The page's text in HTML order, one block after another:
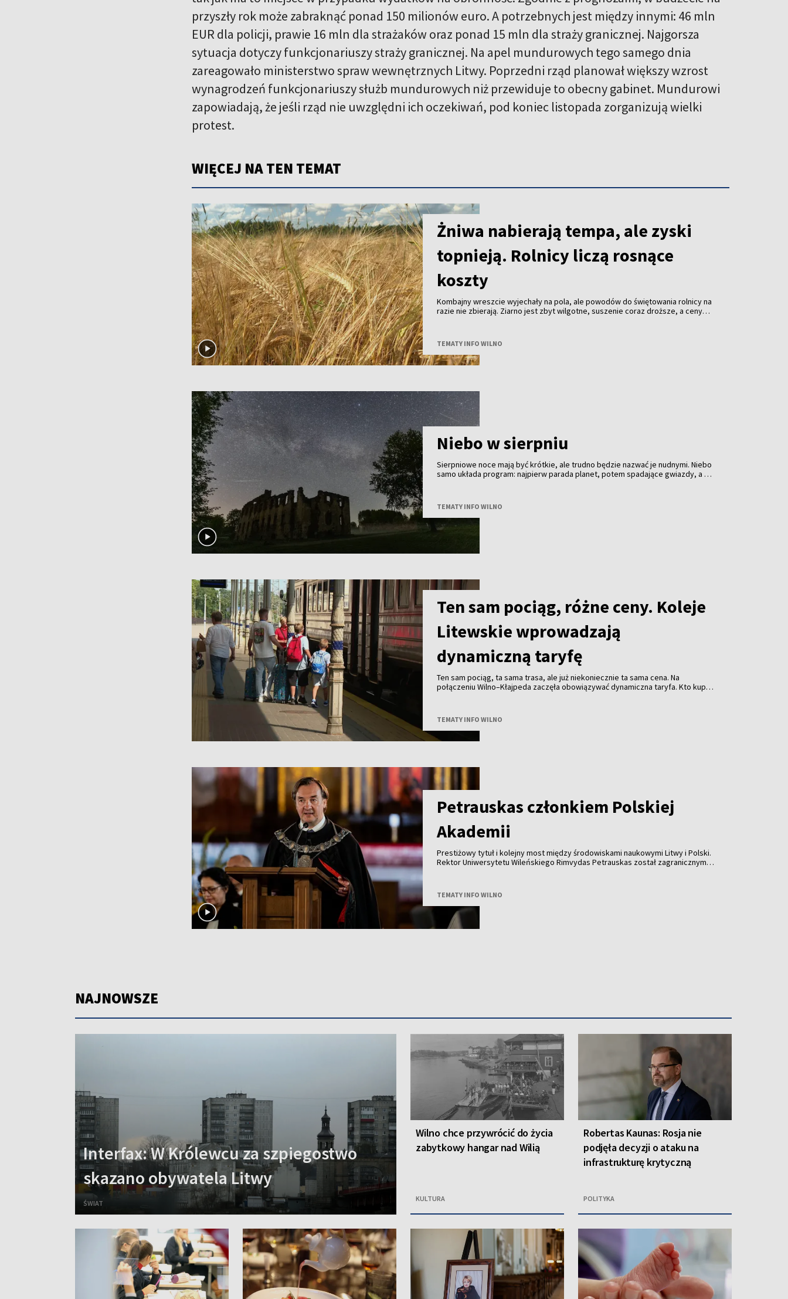
przyszły rok może zabraknąć ponad 150 milionów euro. A potrzebnych jest między innymi: 46 mln
EUR dla policji, prawie 16 mln dla strażaków oraz ponad 15 mln dla straży granicznej. Najgorsza
sytuacja dotyczy funkcjonariuszy straży granicznej. Na apel mundurowych tego samego dnia
zareagowało ministerstwo spraw wewnętrznych Litwy. Poprzedni rząd planował większy wzrost
wynagrodzeń funkcjonariuszy służb mundurowych niż przewiduje to obecny gabinet. Mundurowi
zapowiadają, że jeśli rząd nie uwzględni ich oczekiwań, pod koniec listopada zorganizują wielki
protest.
WIĘCEJ NA TEN TEMAT
Żniwa nabierają tempa, ale zyski
topnieją. Rolnicy liczą rosnące
koszty
Kombajny wreszcie wyjechały na pola, ale powodów do świętowania rolnicy na
razie nie zbierają. Ziarno jest zbyt wilgotne, suszenie coraz droższe, a ceny
można zebrać. Zysk - niekoniecznie.
TEMATY INFO WILNO
Niebo w sierpniu
Sierpniowe noce mają być krótkie, ale trudno będzie nazwać je nudnymi. Niebo
samo układa program: najpierw parada planet, potem spadające gwiazdy, a na
TEMATY INFO WILNO
Ten sam pociąg, różne ceny. Koleje
Litewskie wprowadzają
dynamiczną taryfę
Ten sam pociąg, ta sama trasa, ale już niekoniecznie ta sama cena. Na
połączeniu Wilno–Kłajpeda zaczęła obowiązywać dynamiczna taryfa. Kto kupi
TEMATY INFO WILNO
Petrauskas członkiem Polskiej
Akademii
Prestiżowy tytuł i kolejny most między środowiskami naukowymi Litwy i Polski.
Rektor Uniwersytetu Wileńskiego Rimvydas Petrauskas został zagranicznym
TEMATY INFO WILNO
NAJNOWSZE
Interfax: W Królewcu za szpiegostwo
skazano obywatela Litwy
ŚWIAT
Wilno chce przywrócić do życia
zabytkowy hangar nad Wilią
KULTURA
Robertas Kaunas: Rosja nie
podjęła decyzji o ataku na
infrastrukturę krytyczną
POLITYKA